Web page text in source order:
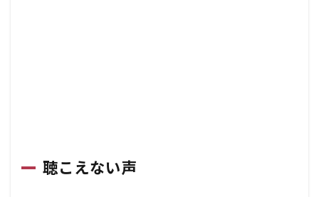
聴こえない声